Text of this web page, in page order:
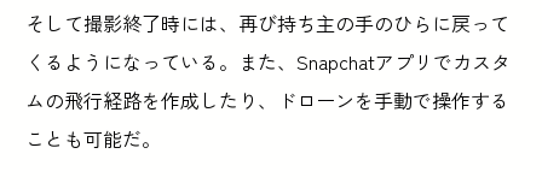
そして撮影終了時には、再び持ち主の手のひらに戻って
くるようになっている。また、Snapchatアプリでカスタ
ムの飛行経路を作成したり、ドローンを手動で操作する
ことも可能だ。